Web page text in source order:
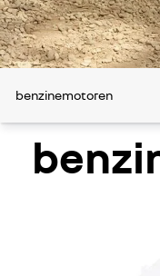
benzinemotoren